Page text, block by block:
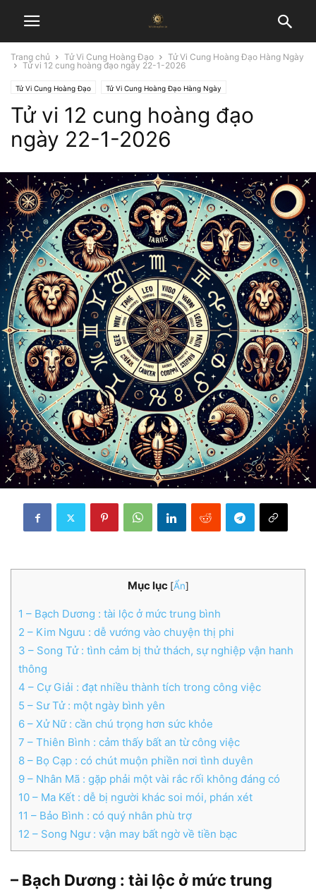
Trang chủ Tử Vi Cung Hoàng Đạo
Tử Vi Cung Hoàng Đạo Hàng Ngày
Tử vi 12 cung hoàng đạo ngày 22-1-2026
Tử Vi Cung Hoàng Đạo Tử Vi Cung Hoàng Đạo Hàng Ngày
Tử vi 12 cung hoàng đạo
ngày 22-1-2026
Mục lục [Ẩn]
1 – Bạch Dương : tài lộc ở mức trung bình
2 – Kim Ngưu : dễ vướng vào chuyện thị phi
3 – Song Tử : tình cảm bị thử thách, sự nghiệp vận hanh
thông
4 – Cự Giải : đạt nhiều thành tích trong công việc
5 – Sư Tử : một ngày bình yên
6 – Xử Nữ : cần chú trọng hơn sức khỏe
7 – Thiên Bình : cảm thấy bất an từ công việc
8 – Bọ Cạp : có chút muộn phiền nơi tình duyên
9 – Nhân Mã : gặp phải một vài rắc rối không đáng có
10 – Ma Kết : dễ bị người khác soi mói, phán xét
11 – Bảo Bình : có quý nhân phù trợ
12 – Song Ngư : vận may bất ngờ về tiền bạc
– Bạch Dương : tài lộc ở mức trung